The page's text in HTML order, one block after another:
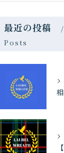
最近の投稿
Posts